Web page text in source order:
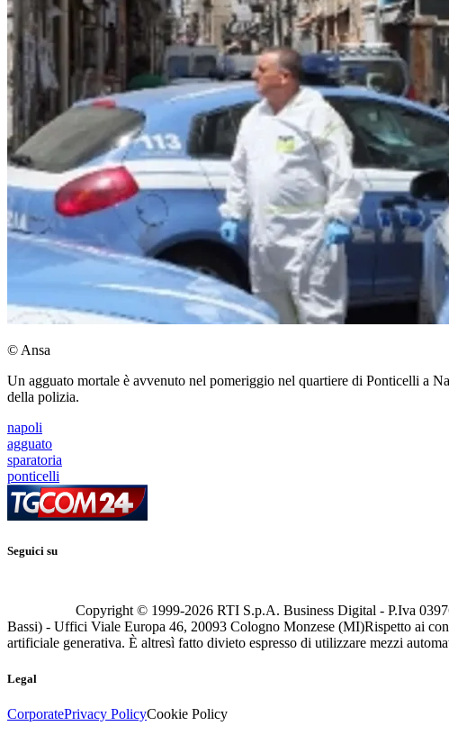
© Ansa
Un agguato mortale è avvenuto nel pomeriggio nel quartiere di Ponticelli a
della polizia.
napoli
agguato
sparatoria
ponticelli
Seguici su
Copyright © 1999-2026 RTI S.p.A. Business Digital - P.Iva
Bassi) - Uffici Viale Europa 46, 20093 Cologno Monzese (MI)Rispetto ai
artificiale generativa. È altresì fatto divieto espresso di utilizzare mezzi
Legal
CorporatePrivacy PolicyCookie Policy